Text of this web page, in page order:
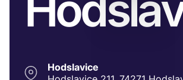
Hodslavice